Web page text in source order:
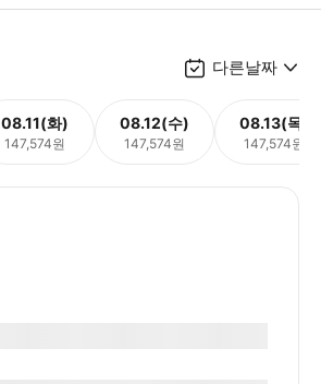
다른날짜
08.11(화)
147,574원
08.12(수)
147,574원
08.13(목)
147,574원